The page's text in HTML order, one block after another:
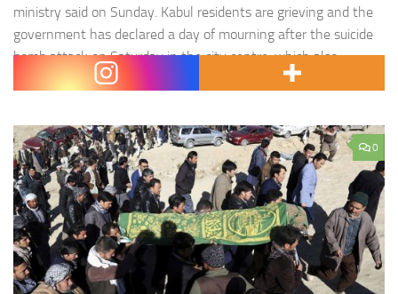
ministry said on Sunday. Kabul residents are grieving and the
government has declared a day of mourning after the suicide
bomb attack on Saturday in the city centre, which also
wounded 191 people.…
0